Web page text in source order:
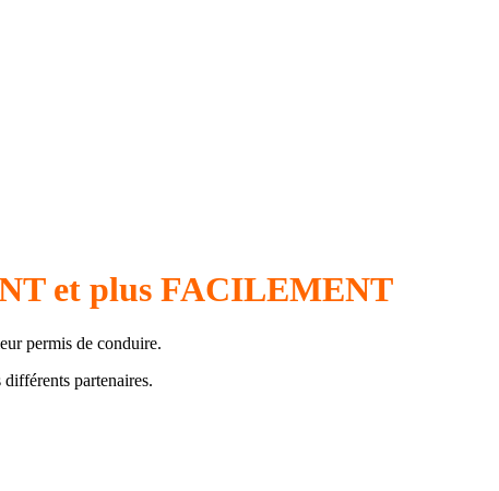
et plus FACILEMENT
permis de conduire.
partenaires.